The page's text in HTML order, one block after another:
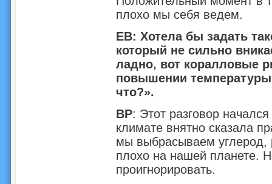
плохо мы себя ведем.
ЕВ: Хотела бы задать
который не сильно
ладно, вот коралловые
повышении температуры
что?».
ВР: Этот разговор
климате внятно сказала
мы выбрасываем углерод,
плохо на нашей планете.
проигнорировать.